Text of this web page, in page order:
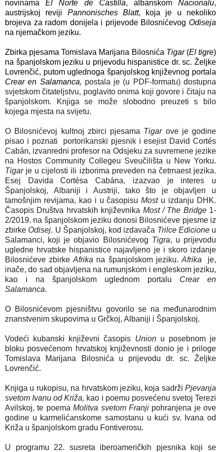
novinamaEl Norte de Castilla, albanskomNacionalu,
austrijskoj reviji Pannonisches Blatt, koja je u nekoliko
brojeva za radom donijela i prijevode Bilosnićevog Odiseja
na njemačkom jeziku.
Zbirka pjesama Tomislava Marijana Bilosnića Tigar(El tigre)
na španjolskom jeziku u prijevodu hispanistice dr. sc. Željke
Lovrenčić, putom uglednoga španjolskog književnog portala
Crear en Salamanca, postala je (u PDF-formatu) dostupna
svjetskom čitateljstvu, poglavito onima koji govore i čitaju na
španjolskom. Knjiga se može slobodno preuzeti s bilo
kojega mjesta na svijetu.
O Bilosnićevoj kultnoj zbirci pjesama Tigarove je godine
pisao i poznati portorikanski pjesnik i esejist David Cortés
Cabán, izvanredni profesor na Odsjeku za suvremene jezike
na Hostos Community Collegeu Sveučilišta u New Yorku.
Tigarje u cijelosti ili izborima preveden na četrnaest jezika.
Esej Davida Cortésa Cabána, izazvao je interes u
Španjolskoj, Albaniji i Austriji, tako što je objavljen u
tamošnjim revijama, kao i u časopisuMostu izdanju DHK.
Časopis Društva hrvatskih književnika Most / The Bridge1-
2/2019. na španjolskom jeziku donosi Bilosnićeve pjesme iz
zbirke Odisej. U Španjolskoj, kod izdavača Trilce Edicione u
Salamanci, koji je objavio Bilosnićevog Tigra, u prijevodu
ugledne hrvatske hispanistice najavljeno je i skoro izdanje
Bilosnićeve zbirkeAfrika na španjolskom jeziku. Afrika je,
inače, do sad objavljena na rumunjskom i engleskom jeziku,
kao i na španjolskom uglednom portalu Crear en
Salamanca.
O Bilosnićevom pjesništvu govorilo se na međunarodnim
znanstvenim skupovima u Grčkoj, Albaniji i Španjolskoj.
Vodeći kubanski književni časopis Unionu posebnom je
bloku posvećenom hrvatskoj književnosti donio je i priloge
Tomislava Marijana Bilosnića u prijevodu dr. sc. Željke
Lovrenčić.
Knjiga u rukopisu, na hrvatskom jeziku, koja sadrži Pjevanja
svetom Ivanu od Križa, kao i poemu posvećenu svetoj Terezi
Avilskoj, te poemaMolitva svetom Franjipohranjena je ove
godine u karmelićanskome samostanu u kući sv. Ivana od
Križa u španjolskom gradu Fontiverosu.
U programu 22. susreta iberoameričkih pjesnika koji se